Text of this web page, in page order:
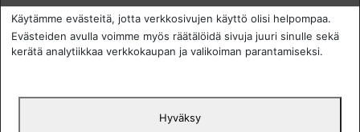
Käytämme evästeitä, jotta verkkosivujen käyttö olisi helpompaa.
Evästeiden avulla voimme myös räätälöidä sivuja juuri sinulle sekä
kerätä analytiikkaa verkkokaupan ja valikoiman parantamiseksi.
Hyväksy